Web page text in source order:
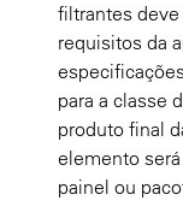
filtrantes
requisitos da
para a classe
produto final
elemento
painel ou